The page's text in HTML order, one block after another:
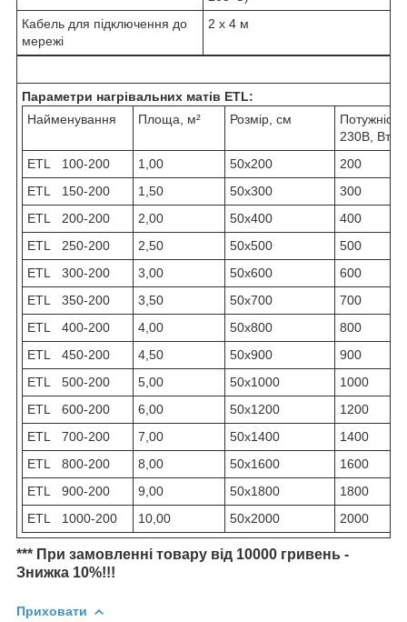
Кабель для підключення до
мережі
2 х 4 м
Параметри нагрівальних матів ETL:
Найменування
Площа, м² Розмір, см
230В, Вт
ETL 100-200
1,00 50х200
200
ETL 150-200
1,50 50х300
300
ETL 200-200
2,00 50х400
400
ETL 250-200
2,50 50х500
500
ETL 300-200
3,00 50х600
600
ETL 350-200
3,50 50х700
700
ETL 400-200
4,00 50х800
800
ETL 450-200
4,50 50х900
900
ETL 500-200
5,00 50х1000
1000
ETL 600-200
6,00 50х1200
1200
ETL 700-200
7,00 50х1400
1400
ETL 800-200
8,00 50х1600
1600
ETL 900-200
9,00 50х1800
1800
ETL 1000-200
10,00 50х2000 2000
*** При замовленні товару від 10000 гривень -
Знижка 10%!!!
Приховати